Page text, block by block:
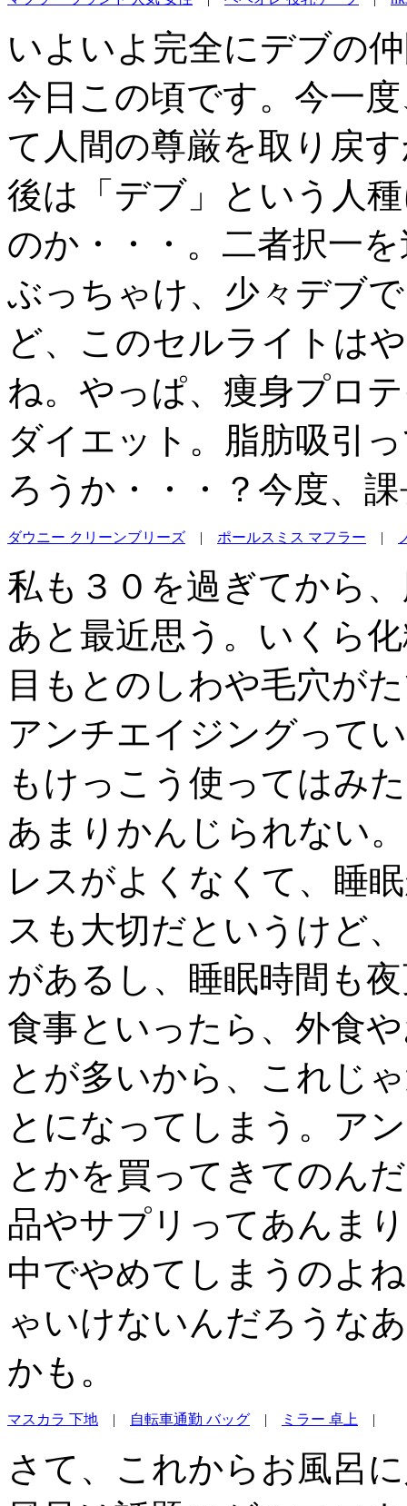
いよいよ完全にデブの
今日この頃です。今一
て人間の尊厳を取り戻
後は「デブ」という人
のか・・・。二者択一
ぶっちゃけ、少々デブ
ど、このセルライトは
ね。やっぱ、痩身プロ
ダイエット。脂肪吸引
ろうか・・・？今度、
ダウニー クリーンブリーズ | ポールスミス マフラー |
私も３０を過ぎてから
あと最近思う。いくら
目もとのしわや毛穴が
アンチエイジングって
もけっこう使ってはみ
あまりかんじられない
レスがよくなくて、睡
スも大切だというけど
があるし、睡眠時間も
食事といったら、外食
とが多いから、これじ
とになってしまう。ア
とかを買ってきてのん
品やサプリってあんま
中でやめてしまうのよ
ゃいけないんだろうな
かも。
マスカラ 下地 | 自転車通勤 バッグ | ミラー 卓上 |
さて、これからお風呂